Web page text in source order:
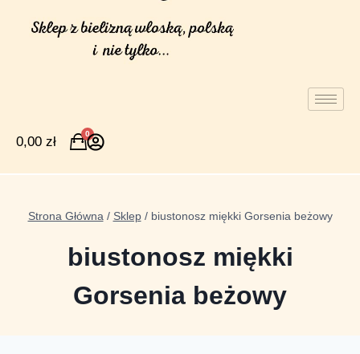
0,00 zł
0
Strona Główna / Sklep / biustonosz miękki Gorsenia beżowy
biustonosz miękki
Gorsenia beżowy